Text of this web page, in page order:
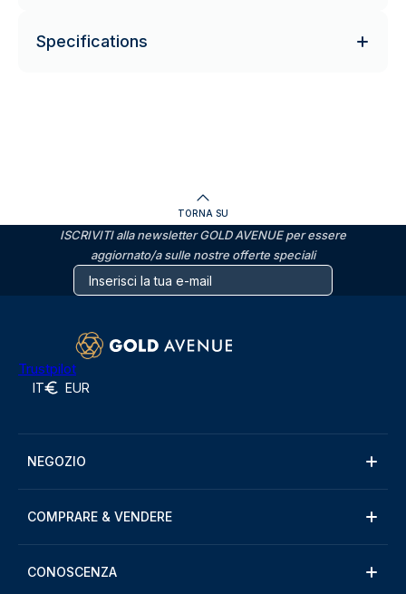
Specifications
TORNA SU
ISCRIVITI alla newsletter GOLD AVENUE per essere
aggiornato/a sulle nostre offerte speciali
Trustpilot
IT EUR
NEGOZIO
COMPRARE & VENDERE
CONOSCENZA